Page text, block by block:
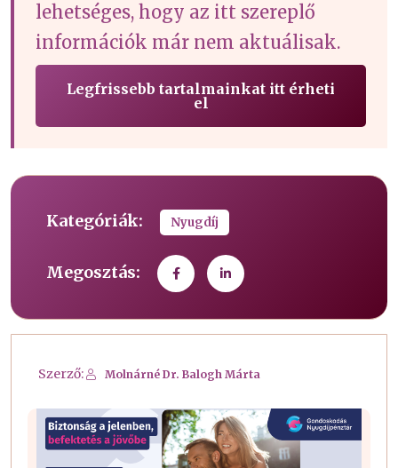
lehetséges, hogy az itt szereplő
információk már nem aktuálisak.
Legfrissebb tartalmainkat itt érheti
el
Kategóriák: Nyugdíj
Megosztás:
Szerző: Molnárné Dr. Balogh Márta